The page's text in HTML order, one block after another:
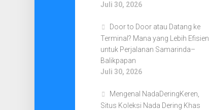
Juli 30, 2026
Door to Door atau Datang ke
Terminal? Mana yang Lebih Efisien
untuk Perjalanan Samarinda–
Balikpapan
Juli 30, 2026
Mengenal NadaDeringKeren,
Situs Koleksi Nada Dering Khas